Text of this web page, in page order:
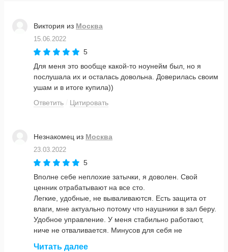
Виктория из Москва
15.06.2022
5
Для меня это вообще какой-то ноунейм был, но я
послушала их и осталась довольна. Доверилась своим
ушам и в итоге купила))
Ответить
Цитировать
Незнакомец из Москва
23.03.2022
5
Вполне себе неплохие затычки, я доволен. Свой
ценник отрабатывают на все сто.
Легкие, удобные, не вываливаются. Есть защита от
влаги, мне актуально потому что наушники в зал беру.
Удобное управление. У меня стабильно работают,
ниче не отваливается. Минусов для себя не
Читать далее